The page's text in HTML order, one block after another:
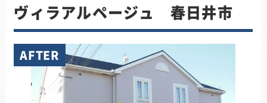
ヴィラアルページュ 春日井市